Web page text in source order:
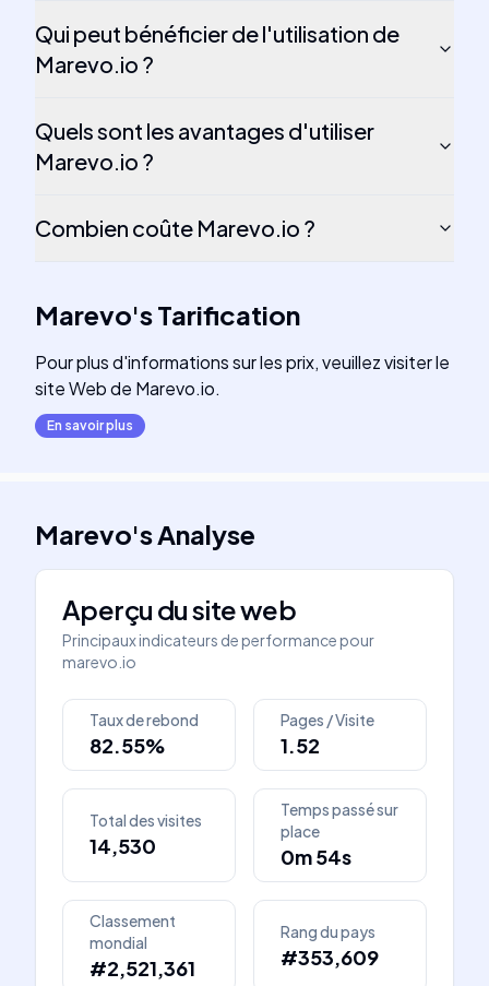
Qui peut bénéficier de l'utilisation de
Marevo.io ?
Quels sont les avantages d'utiliser
Marevo.io ?
Combien coûte Marevo.io ?
Marevo'sTarification
Pour plus d'informations sur les prix, veuillez visiter le
site Web de Marevo.io.
En savoir plus
Marevo'sAnalyse
Aperçu du site web
Principaux indicateurs de performance pour
marevo.io
Taux de rebond
82.55%
Pages / Visite
1.52
Total des visites
14,530
Temps passé sur
place
0m 54s
Classement
mondial
#2,521,361
Rang du pays
#353,609